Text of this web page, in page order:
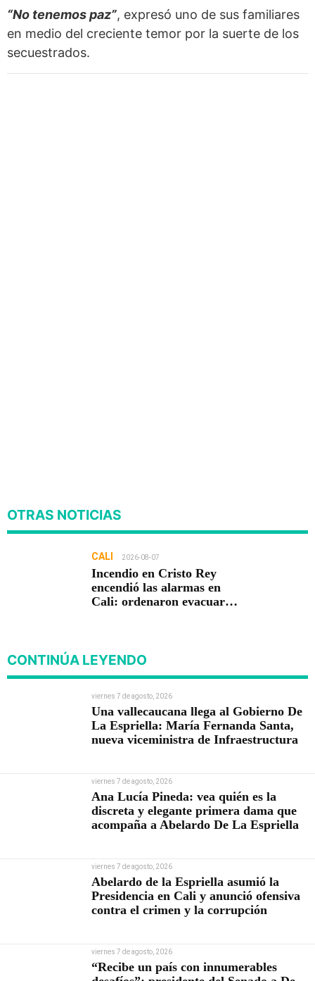
“No tenemos paz”, expresó uno de sus familiares
en medio del creciente temor por la suerte de los
secuestrados.
OTRAS NOTICIAS
CALI 2026-08-07
Incendio en Cristo Rey
encendió las alarmas en
Cali: ordenaron evacuar
CONTINÚA LEYENDO
viernes 7 de agosto, 2026
Una vallecaucana llega al Gobierno De
La Espriella: María Fernanda Santa,
nueva viceministra de Infraestructura
viernes 7 de agosto, 2026
Ana Lucía Pineda: vea quién es la
discreta y elegante primera dama que
acompaña a Abelardo De La Espriella
viernes 7 de agosto, 2026
Abelardo de la Espriella asumió la
Presidencia en Cali y anunció ofensiva
contra el crimen y la corrupción
viernes 7 de agosto, 2026
“Recibe un país con innumerables